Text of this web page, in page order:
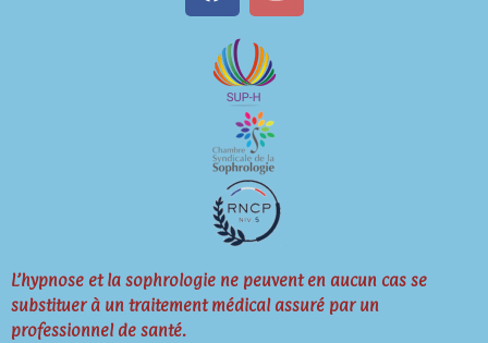
L’hypnose et la sophrologie ne peuvent en aucun cas se
substituer à un traitement médical assuré par un
professionnel de santé.